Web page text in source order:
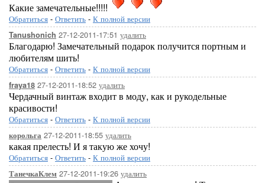
Какие замечательные!!!!!
Обратиться - Ответить - К полной версии
Tanushonich 27-12-2011-17:51 удалить
Благодарю! Замечательный подарок получится портным и
любителям шить!
Обратиться - Ответить - К полной версии
fraya18 27-12-2011-18:52 удалить
Чердачный винтаж входит в моду, как и рукодельные
красивости!
Обратиться - Ответить - К полной версии
корольга 27-12-2011-18:55 удалить
какая прелесть! И я такую же хочу!
Обратиться - Ответить - К полной версии
ТанечкаКлем 27-12-2011-19:26 удалить